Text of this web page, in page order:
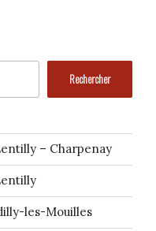
Rechercher
– Charpenay
les-Mouilles